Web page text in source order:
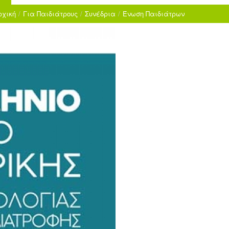
/ Για Παιδιάτρους / Συνέδρια / Ένωση Παιδιάτρων